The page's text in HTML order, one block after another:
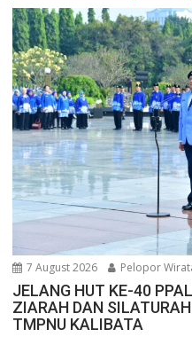
7 August 2026 Pelopor
JELANG HUT KE-40
ZIARAH DAN
TMPNU KALIBATA